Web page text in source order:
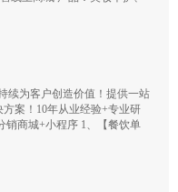
续为客户创造价值！提供一站
案！10年从业经验+专业研
销商城+小程序 1、【餐饮单